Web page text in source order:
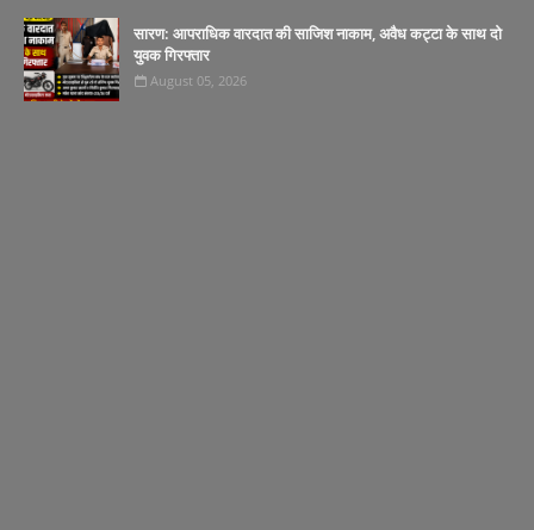
सारण: आपराधिक वारदात की साजिश नाकाम, अवैध कट्टा के साथ दो
युवक गिरफ्तार
August 05, 2026